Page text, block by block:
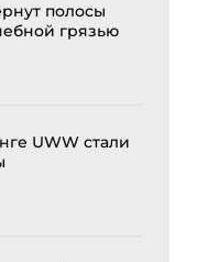
полосы
грязью
UWW стали